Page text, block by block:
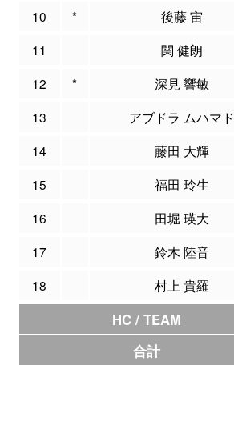
10 * 後藤 宙
11
関 健朗
12
* 深見 響敏
13
アブドラ ムハマド
14
藤田 大輝
15
福田 玲生
16
田堀 瑛大
17
鈴木 陸音
18
村上 貴羅
HC / TEAM
合計